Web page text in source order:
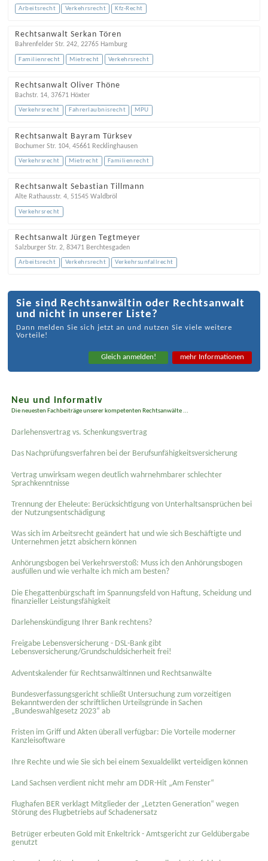
Arbeitsrecht Verkehrsrecht Kfz-Recht
Rechtsanwalt Serkan Tören
Bahrenfelder Str. 242, 22765 Hamburg
Familienrecht Mietrecht Verkehrsrecht
Rechtsanwalt Oliver Thöne
Bachstr. 14, 37671 Höxter
Verkehrsrecht Fahrerlaubnisrecht MPU
Rechtsanwalt Bayram Türksev
Bochumer Str. 104, 45661 Recklinghausen
Verkehrsrecht Mietrecht Familienrecht
Rechtsanwalt Sebastian Tillmann
Alte Rathausstr. 4, 51545 Waldbröl
Verkehrsrecht
Rechtsanwalt Jürgen Tegtmeyer
Salzburger Str. 2, 83471 Berchtesgaden
Arbeitsrecht Verkehrsrecht Verkehrsunfallrecht
Sie sind Rechtsanwältin oder Rechtsanwalt
und nicht in unserer Liste?
Dann melden Sie sich jetzt an und nutzen Sie viele weitere
Vorteile!
Gleich anmelden! mehr Informationen
Neu und informativ
Die neuesten Fachbeiträge unserer kompetenten Rechtsanwälte ...
Darlehensvertrag vs. Schenkungsvertrag
Das Nachprüfungsverfahren bei der Berufsunfähigkeitsversicherung
Vertrag unwirksam wegen deutlich wahrnehmbarer schlechter
Sprachkenntnisse
Trennung der Eheleute: Berücksichtigung von Unterhaltsansprüchen bei
der Nutzungsentschädigung
Was sich im Arbeitsrecht geändert hat und wie sich Beschäftigte und
Unternehmen jetzt absichern können
Anhörungsbogen bei Verkehrsverstoß: Muss ich den Anhörungsbogen
ausfüllen und wie verhalte ich mich am besten?
Die Ehegattenbürgschaft im Spannungsfeld von Haftung, Scheidung und
finanzieller Leistungsfähigkeit
Darlehenskündigung Ihrer Bank rechtens?
Freigabe Lebensversicherung - DSL-Bank gibt
Lebensversicherung/Grundschuldsicherheit frei!
Adventskalender für Rechtsanwältinnen und Rechtsanwälte
Bundesverfassungsgericht schließt Untersuchung zum vorzeitigen
Bekanntwerden der schriftlichen Urteilsgründe in Sachen
„Bundeswahlgesetz 2023“ ab
Fristen im Griff und Akten überall verfügbar: Die Vorteile moderner
Kanzleisoftware
Ihre Rechte und wie Sie sich bei einem Sexual­delikt verteidigen können
Land Sachsen verdient nicht mehr am DDR-Hit „Am Fenster“
Flughafen BER verklagt Mitglieder der „Letzten Generation“ wegen
Störung des Flugbetriebs auf Schadenersatz
Betrüger erbeuten Gold mit Enkeltrick - Amtsgericht zur Geldübergabe
genutzt